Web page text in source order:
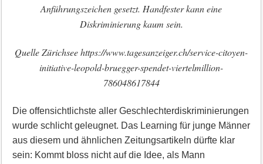
Anführungszeichen gesetzt. Handfester kann eine
Diskriminierung kaum sein.
Quelle Zürichsee https://www.tagesanzeiger.ch/service-citoyen-
initiative-leopold-bruegger-spendet-viertelmillion-
786048617844
Die offensichtlichste aller Geschlechterdiskriminierungen
wurde schlicht geleugnet. Das Learning für junge Männer
aus diesem und ähnlichen Zeitungsartikeln dürfte klar
sein: Kommt bloss nicht auf die Idee, als Mann